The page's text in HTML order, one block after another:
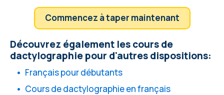
Commencez à taper maintenant
Découvrez également les cours de
dactylographie pour d'autres dispositions:
Français pour débutants
Cours de dactylographie en français